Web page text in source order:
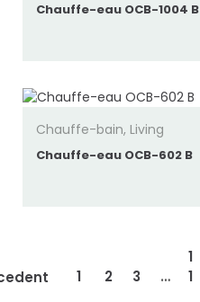
Chauffe-eau OCB-1004 B
Chauffe-bain, Living
Chauffe-eau OCB-602 B
1 2 3 …
1
1